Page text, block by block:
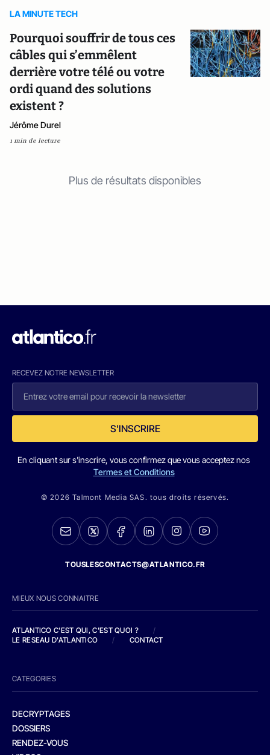
LA MINUTE TECH
Pourquoi souffrir de tous ces
câbles qui s’emmêlent
derrière votre télé ou votre
ordi quand des solutions
existent ?
Jérôme Durel
1 min de lecture
Plus de résultats disponibles
RECEVEZ NOTRE NEWSLETTER
S'INSCRIRE
En cliquant sur s'inscrire, vous confirmez que vous acceptez nos
Termes et Conditions
© 2026 Talmont Media SAS. tous droits réservés.
TOUSLESCONTACTS@ATLANTICO.FR
MIEUX NOUS CONNAITRE
ATLANTICO C'EST QUI, C'EST QUOI ?
/
LE RESEAU D'ATLANTICO
/ CONTACT
CATEGORIES
DECRYPTAGES
DOSSIERS
RENDEZ-VOUS